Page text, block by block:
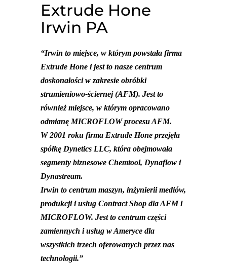
Extrude Hone
Irwin PA
“Irwin to miejsce, w którym powstała firma
Extrude Hone i jest to nasze centrum
doskonałości w zakresie obróbki
strumieniowo-ściernej (AFM). Jest to
również miejsce, w którym opracowano
odmianę MICROFLOW procesu AFM.
W 2001 roku firma Extrude Hone przejęła
spółkę Dynetics LLC, która obejmowała
segmenty biznesowe Chemtool, Dynaflow i
Dynastream.
Irwin to centrum maszyn, inżynierii mediów,
produkcji i usług Contract Shop dla AFM i
MICROFLOW. Jest to centrum części
zamiennych i usług w Ameryce dla
wszystkich trzech oferowanych przez nas
technologii.”